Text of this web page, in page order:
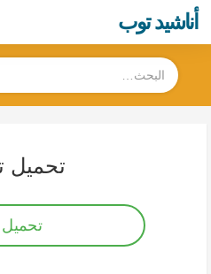
أناشيد توب
تحميل
تحميل